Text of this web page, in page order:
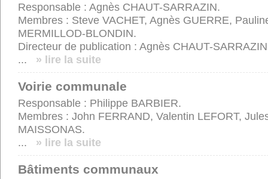
Responsable : Agnès CHAUT-SARRAZIN.
Membres : Steve VACHET, Agnès GUERRE,
MERMILLOD-BLONDIN.
Directeur de publication : Agnès CHAUT-
...
» lire la suite
Voirie communale
Responsable : Philippe BARBIER.
Membres : John FERRAND, Valentin LEFORT,
MAISSONAS.
...
» lire la suite
Bâtiments communaux